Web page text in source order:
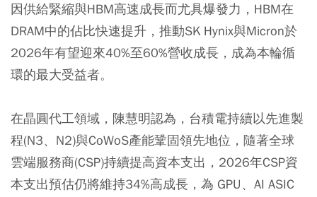
因供給緊縮與HBM高速成長而尤具爆發力，HBM在
DRAM中的佔比快速提升，推動SK Hynix與Micron於
2026年有望迎來40%至60%營收成長，成為本輪循
環的最大受益者。
在晶圓代工領域，陳慧明認為，台積電持續以先進製
程(N3、N2)與CoWoS產能鞏固領先地位，隨著全球
雲端服務商(CSP)持續提高資本支出，2026年CSP資
本支出預估仍將維持34%高成長，為 GPU、AI ASIC